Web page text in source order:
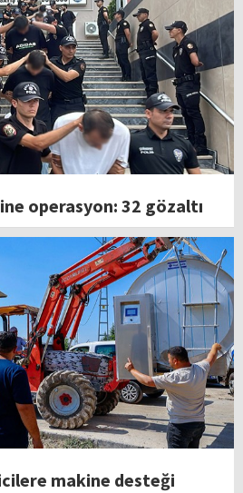
operasyon: 32 gözaltı
makine desteği